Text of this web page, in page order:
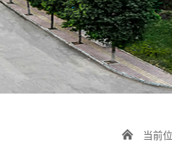
当前